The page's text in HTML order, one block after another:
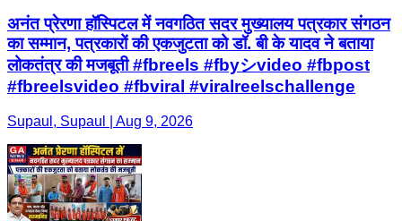
अनंत प्रेरणा हॉस्पिटल में नवगठित सदर मुख्यालय पत्रकार संगठन
का सम्मान, पत्रकारों की एकजुटता को डॉ. बी के यादव ने बताया
लोकतंत्र की मजबूती #fbreels #fbyシvideo #fbpost
#fbreelsvideo #fbviral #viralreelschallenge
Supaul, Supaul | Aug 9, 2026